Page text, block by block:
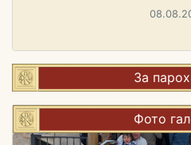
За
Фото